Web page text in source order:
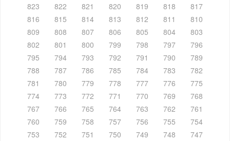
823
822 821 820 819 818
817
816
815 814 813 812 811
810
809
808 807 806 805 804
803
802
801 800 799 798 797
796
795
794 793 792 791 790
789
788
787 786 785 784 783
782
781
780 779 778 777 776
775
774
773 772 771 770 769
768
767
766 765 764 763 762
761
760
759 758 757 756 755
754
753
752 751 750 749 748
747